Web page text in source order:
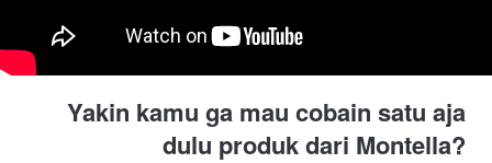
Yakin kamu ga mau cobain satu aja
dulu produk dari Montella?